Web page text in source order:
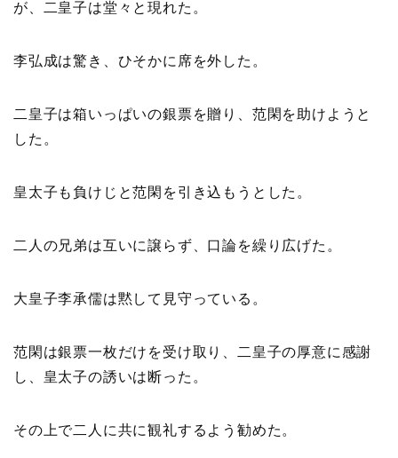
が、二皇子は堂々と現れた。
李弘成は驚き、ひそかに席を外した。
二皇子は箱いっぱいの銀票を贈り、范閑を助けようと
した。
皇太子も負けじと范閑を引き込もうとした。
二人の兄弟は互いに譲らず、口論を繰り広げた。
大皇子李承儒は黙して見守っている。
范閑は銀票一枚だけを受け取り、二皇子の厚意に感謝
し、皇太子の誘いは断った。
その上で二人に共に観礼するよう勧めた。